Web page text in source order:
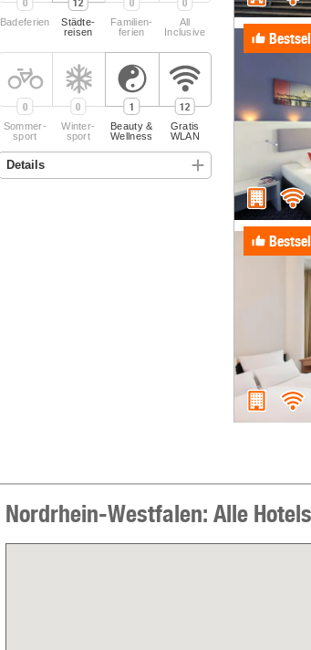
Badeferien
Städte­
reisen
Familien­
ferien
All
Inclusive
0
Sommer­
sport
0
Winter­
sport
1
Beauty &
Wellness
12
Gratis
WLAN
Nordrhein-Westfalen: Alle